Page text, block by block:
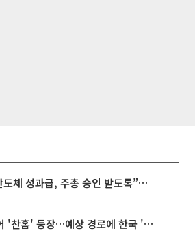
김정관 장관 “반도체 성과급, 주총 승인 받도록”…상법·자본시장법 개정 시사
태풍 '돌핀' 이어 '찬홈' 등장…예상 경로에 한국 '한숨'